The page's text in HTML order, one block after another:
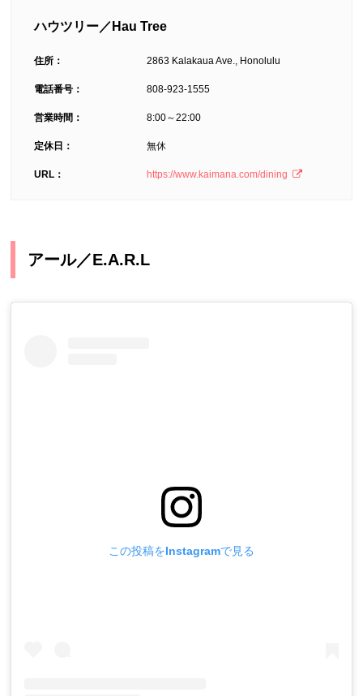
ハウツリー／Hau Tree
住所： 2863 Kalakaua Ave., Honolulu
電話番号： 808-923-1555
営業時間： 8:00～22:00
定休日： 無休
URL： https://www.kaimana.com/dining
アール／E.A.R.L
この投稿をInstagramで見る